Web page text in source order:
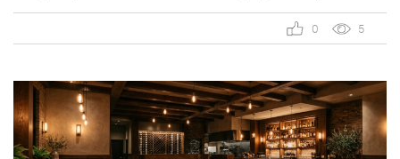
дорогом гео страны. Агентство продвигает ресторан
OSH by Урюк в геоперформансе […]
5
0